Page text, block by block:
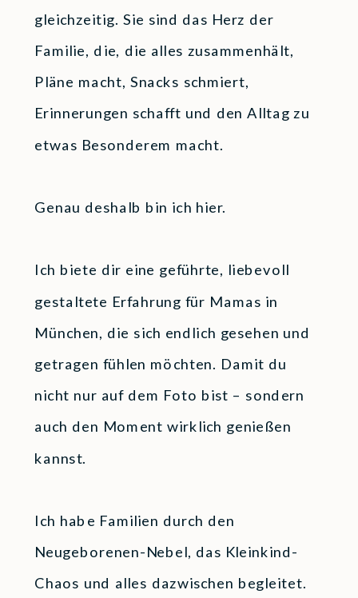
gleichzeitig. Sie sind das Herz der
Familie, die, die alles zusammenhält,
Pläne macht, Snacks schmiert,
Erinnerungen schafft und den Alltag zu
etwas Besonderem macht.
Genau deshalb bin ich hier.
Ich biete dir eine geführte, liebevoll
gestaltete Erfahrung für Mamas in
München, die sich endlich gesehen und
getragen fühlen möchten. Damit du
nicht nur auf dem Foto bist – sondern
auch den Moment wirklich genießen
kannst.
Ich habe Familien durch den
Neugeborenen-Nebel, das Kleinkind-
Chaos und alles dazwischen begleitet.